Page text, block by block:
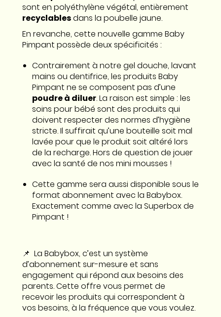
sont en polyéthylène végétal, entièrement
recyclablesdans la poubelle jaune.
En revanche, cette nouvelle gamme Baby
Pimpant possède deux spécificités :
Contrairement à notre gel douche, lavant
mains ou dentifrice, les produits Baby
Pimpant ne se composent pas d’une
poudre à diluer. La raison est simple : les
soins pour bébé sont des produits qui
doivent respecter des normes d’hygiène
stricte. Il suffirait qu’une bouteille soit mal
lavée pour que le produit soit altéré lors
de la recharge. Hors de question de jouer
avec la santé de nos mini mousses !
Cette gamme sera aussi disponible sous le
format abonnement avec la Babybox.
Exactement comme avec la Superbox de
Pimpant !
📌 La Babybox, c’est un système
d’abonnement sur-mesure et sans
engagement qui répond aux besoins des
parents. Cette offre vous permet de
recevoir les produits qui correspondent à
vos besoins, à la fréquence que vous voulez.